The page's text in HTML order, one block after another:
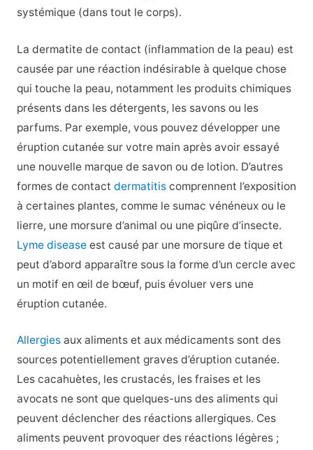
systémique (dans tout le corps).
La dermatite de contact (inflammation de la peau) est
causée par une réaction indésirable à quelque chose
qui touche la peau, notamment les produits chimiques
présents dans les détergents, les savons ou les
parfums. Par exemple, vous pouvez développer une
éruption cutanée sur votre main après avoir essayé
une nouvelle marque de savon ou de lotion. D’autres
formes de contact dermatitiscomprennent l’exposition
à certaines plantes, comme le sumac vénéneux ou le
lierre, une morsure d’animal ou une piqûre d’insecte.
Lyme diseaseest causé par une morsure de tique et
peut d’abord apparaître sous la forme d’un cercle avec
un motif en œil de bœuf, puis évoluer vers une
éruption cutanée.
Allergiesaux aliments et aux médicaments sont des
sources potentiellement graves d’éruption cutanée.
Les cacahuètes, les crustacés, les fraises et les
avocats ne sont que quelques-uns des aliments qui
peuvent déclencher des réactions allergiques. Ces
aliments peuvent provoquer des réactions légères ;